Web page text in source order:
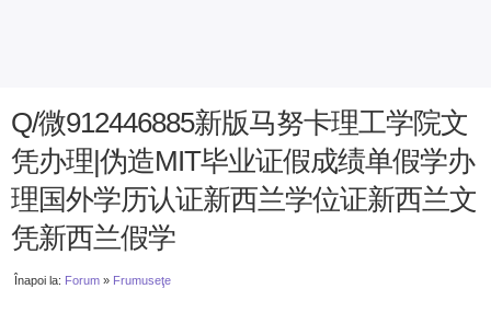
Q/微912446885新版马努卡理工学院文
凭办理|伪造MIT毕业证假成绩单假学办
理国外学历认证新西兰学位证新西兰文
凭新西兰假学
Înapoi la: Forum » Frumuseţe